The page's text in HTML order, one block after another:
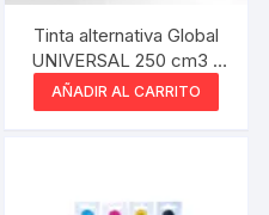
Tinta alternativa Global
UNIVERSAL 250 cm3 -
Magenta
AÑADIR AL CARRITO